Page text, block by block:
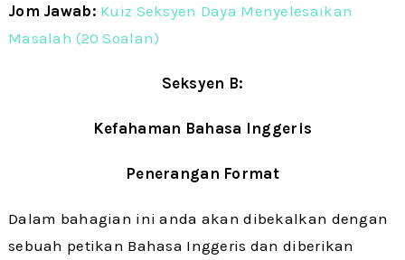
Jom Jawab: Kuiz Seksyen Daya Menyelesaikan
Masalah (20 Soalan)
Seksyen B:
Kefahaman Bahasa Inggeris
Penerangan Format
Dalam bahagian ini anda akan dibekalkan dengan
sebuah petikan Bahasa Inggeris dan diberikan